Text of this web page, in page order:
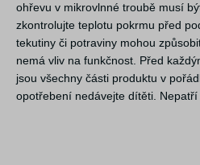
ohřevu v mikrovlnné troubě musí
zkontrolujte teplotu pokrmu před
tekutiny či potraviny mohou
nemá vliv na funkčnost. Před
jsou všechny části produktu v
opotřebení nedávejte dítěti.